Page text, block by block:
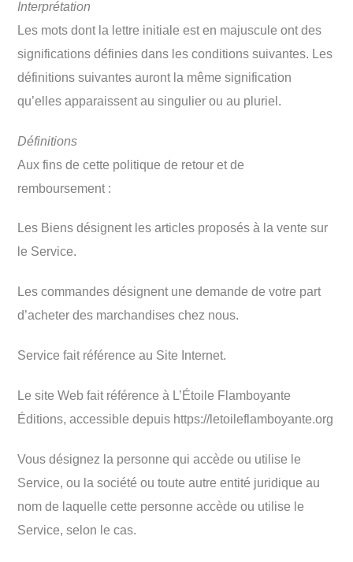
Interprétation
Les mots dont la lettre initiale est en majuscule ont des
significations définies dans les conditions suivantes. Les
définitions suivantes auront la même signification
qu’elles apparaissent au singulier ou au pluriel.
Définitions
Aux fins de cette politique de retour et de
remboursement :
Les Biens désignent les articles proposés à la vente sur
le Service.
Les commandes désignent une demande de votre part
d’acheter des marchandises chez nous.
Service fait référence au Site Internet.
Le site Web fait référence à L’Étoile Flamboyante
Éditions, accessible depuis https://letoileflamboyante.org
Vous désignez la personne qui accède ou utilise le
Service, ou la société ou toute autre entité juridique au
nom de laquelle cette personne accède ou utilise le
Service, selon le cas.